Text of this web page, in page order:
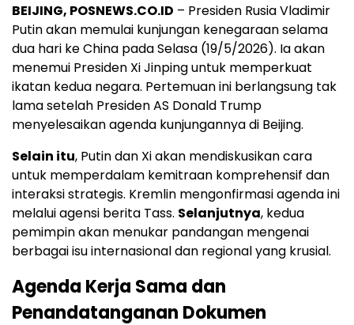
BEIJING, POSNEWS.CO.ID – Presiden Rusia Vladimir
Putin akan memulai kunjungan kenegaraan selama
dua hari ke China pada Selasa (19/5/2026). Ia akan
menemui Presiden Xi Jinping untuk memperkuat
ikatan kedua negara. Pertemuan ini berlangsung tak
lama setelah Presiden AS Donald Trump
menyelesaikan agenda kunjungannya di Beijing.
Selain itu, Putin dan Xi akan mendiskusikan cara
untuk memperdalam kemitraan komprehensif dan
interaksi strategis. Kremlin mengonfirmasi agenda ini
melalui agensi berita Tass. Selanjutnya, kedua
pemimpin akan menukar pandangan mengenai
berbagai isu internasional dan regional yang krusial.
Agenda Kerja Sama dan
Penandatanganan Dokumen